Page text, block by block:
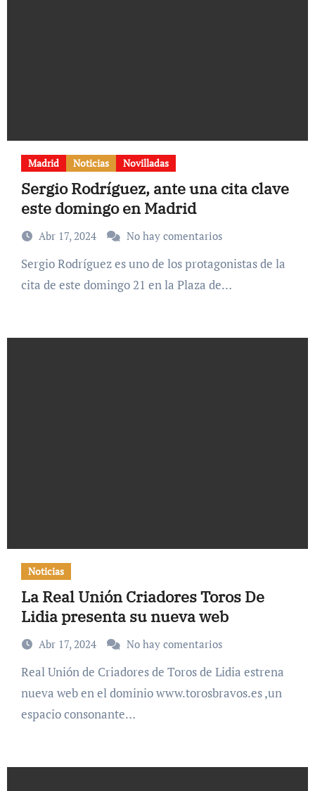
Madrid Noticias Novilladas
Sergio Rodríguez, ante una cita clave
este domingo en Madrid
Abr 17, 2024 No hay comentarios
Sergio Rodríguez es uno de los protagonistas de la
cita de este domingo 21 en la Plaza de…
Noticias
La Real Unión Criadores Toros De
Lidia presenta su nueva web
Abr 17, 2024 No hay comentarios
Real Unión de Criadores de Toros de Lidia estrena
nueva web en el dominio www.torosbravos.es ,un
espacio consonante…